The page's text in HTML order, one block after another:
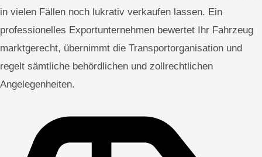
in vielen Fällen noch lukrativ verkaufen lassen. Ein
professionelles Exportunternehmen bewertet Ihr Fahrzeug
marktgerecht, übernimmt die Transportorganisation und
regelt sämtliche behördlichen und zollrechtlichen
Angelegenheiten.